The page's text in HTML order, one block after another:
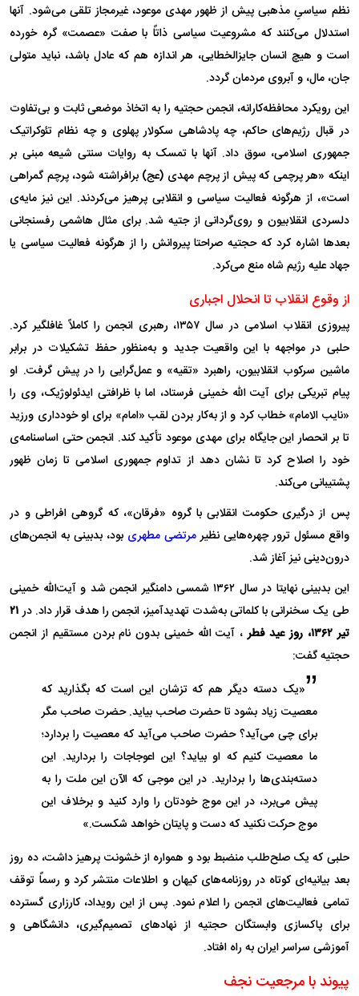
نظم سیاسیِ مذهبی پیش از ظهور مهدی موعود، غیرمجاز تلقی می‌شود. آنها
استدلال می‌کنند که مشروعیت سیاسی ذاتاً با صفت «عصمت» گره خورده
است و هیچ انسان جایزالخطایی، هر اندازه هم که عادل باشد، نباید متولی
جان، مال، و آبروی مردمان گردد.
این رویکرد محافظه‌کارانه، انجمن حجتیه را به اتخاذ موضعی ثابت و بی‌تفاوت
در قبال رژیم‌های حاکم، چه پادشاهی سکولار پهلوی و چه نظام تئوکراتیک
جمهوری اسلامی، سوق داد. آنها با تمسک به روایات سنتی شیعه مبنی بر
اینکه «هر پرچمی که پیش از پرچم مهدی (عج) برافراشته شود، پرچم گمراهی
است»، از هرگونه فعالیت سیاسی و انقلابی پرهیز می‌کردند. این نیز مایه‌ی
دلسردی انقلابیون و روی‌گردانی از جتیه شد. برای مثال هاشمی رفسنجانی
بعد‌ها اشاره کرد که حجتیه صراحتا پیروانش را از هرگونه فعالیت سیاسی یا
جهاد علیه رژیم شاه منع می‌کرد.
از وقوع انقلاب تا انحلال اجباری
پیروزی انقلاب اسلامی در سال ۱۳۵۷، رهبری انجمن را کاملاً غافلگیر کرد.
حلبی در مواجهه با این واقعیت جدید و به‌منظور حفظ تشکیلات در برابر
ماشین سرکوب انقلابیون، راهبرد «تقیه» و عمل‌گرایی را در پیش گرفت. او
پیام تبریکی برای آیت الله خمینی فرستاد، اما با ظرافتی ایدئولوژیک، وی را
«نایب الامام» خطاب کرد و از به‌کار بردن لقب «امام» برای او خودداری ورزید
تا بر انحصار این جایگاه برای مهدی موعود تأکید کند. انجمن حتی اساسنامه‌ی
خود را اصلاح کرد تا نشان دهد از تداوم جمهوری اسلامی تا زمان ظهور
پشتیبانی می‌کند.
پس از درگیری حکومت انقلابی با گروه «فرقان»، که گروهی افراطی و در
واقع مسئول ترور چهره‌هایی نظیرمرتضی مطهری بود، بدبینی به انجمن‌های
درون‌دینی نیز آغاز شد.
این بدبینی نهایتا در سال ۱۳۶۲ شمسی دامنگیر انجمن شد و آیت‌الله خمینی
طی یک سخنرانی با کلماتی به‌شدت تهدیدآمیز، انجمن را هدف قرار داد. در۲۱
تیر ۱۳۶۲، روز عید فطر
، آیت الله خمینی بدون نام بردن مستقیم از انجمن
حجتیه گفت:
«یک دسته دیگر هم که تزشان این است که بگذارید که
معصیت زیاد بشود تا حضرت صاحب بیاید. حضرت صاحب مگر
برای چی می‌آید؟ حضرت صاحب می‌آید که معصیت را بردارد؛
ما معصیت کنیم که او بیاید؟ این اعوجاجات را بردارید. این
دسته‌بندی‌ها را بردارید. در این موجی که الآن این ملت را به
پیش می‌برد، در این موج خودتان را وارد کنید و برخلاف این
موج حرکت نکنید که دست و پایتان خواهد شکست.»
حلبی که یک صلح‌طلب منضبط بود و همواره از خشونت پرهیز داشت، ده روز
بعد بیانیه‌ای کوتاه در روزنامه‌های کیهان و اطلاعات منتشر کرد و رسماً توقف
تمامی فعالیت‌های انجمن را اعلام نمود. پس از این رویداد، کارزاری گسترده
برای پاکسازی وابستگان حجتیه از نهاد‌های تصمیم‌گیری، دانشگاهی و
آموزشی سراسر ایران به راه افتاد.
پیوند با مرجعیت نجف